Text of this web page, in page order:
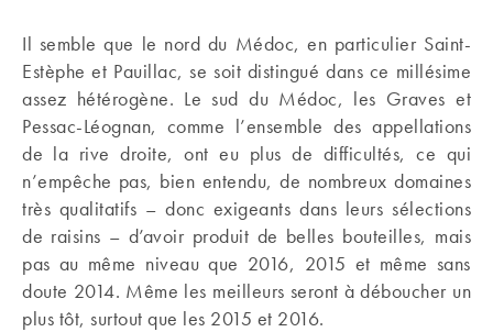
Il semble que le nord du Médoc, en particulier Saint-
Estèphe et Pauillac, se soit distingué dans ce millésime
assez hétérogène. Le sud du Médoc, les Graves et
Pessac-Léognan, comme l’ensemble des appellations
de la rive droite, ont eu plus de difficultés, ce qui
n’empêche pas, bien entendu, de nombreux domaines
très qualitatifs – donc exigeants dans leurs sélections
de raisins – d’avoir produit de belles bouteilles, mais
pas au même niveau que 2016, 2015 et même sans
doute 2014. Même les meilleurs seront à déboucher un
plus tôt, surtout que les 2015 et 2016.